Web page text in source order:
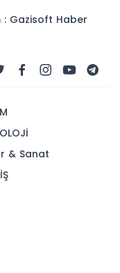
: Gazisoft Haber
& Sanat